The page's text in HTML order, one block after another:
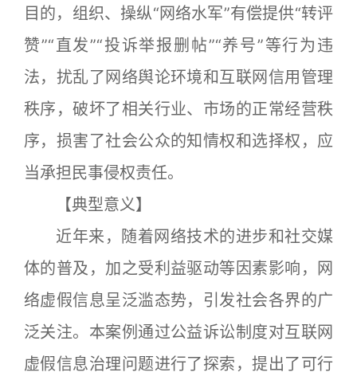
目的，组织、操纵“网络水军”有偿提供“转评
赞”“直发”“投诉举报删帖”“养号”等行为违
法，扰乱了网络舆论环境和互联网信用管理
秩序，破坏了相关行业、市场的正常经营秩
序，损害了社会公众的知情权和选择权，应
当承担民事侵权责任。
【典型意义】
近年来，随着网络技术的进步和社交媒
体的普及，加之受利益驱动等因素影响，网
络虚假信息呈泛滥态势，引发社会各界的广
泛关注。本案例通过公益诉讼制度对互联网
虚假信息治理问题进行了探索，提出了可行